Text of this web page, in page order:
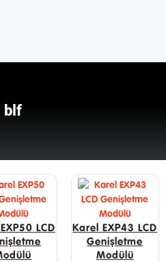
blf
LCD
Karel EXP43 LCD
Genişletme
Modülü